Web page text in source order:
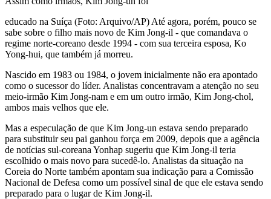
educado na Suíça (Foto: Arquivo/AP) Até agora, porém, pouco se
sabe sobre o filho mais novo de Kim Jong-il - que comandava o
regime norte-coreano desde 1994 - com sua terceira esposa, Ko
Yong-hui, que também já morreu.
Nascido em 1983 ou 1984, o jovem inicialmente não era apontado
como o sucessor do líder. Analistas concentravam a atenção no seu
meio-irmão Kim Jong-nam e em um outro irmão, Kim Jong-chol,
ambos mais velhos que ele.
Mas a especulação de que Kim Jong-un estava sendo preparado
para substituir seu pai ganhou força em 2009, depois que a agência
de notícias sul-coreana Yonhap sugeriu que Kim Jong-il teria
escolhido o mais novo para sucedê-lo. Analistas da situação na
Coreia do Norte também apontam sua indicação para a Comissão
Nacional de Defesa como um possível sinal de que ele estava sendo
preparado para o lugar de Kim Jong-il.